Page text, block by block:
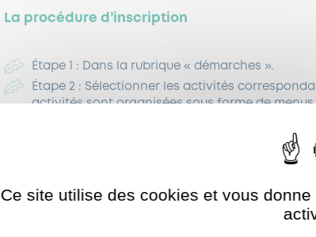
La procédure d’inscription
Étape 1 : Dans la rubrique « démarches ».
Étape 2 : Sélectionner les activités
activités sont organisées sous forme de
Étape 3 : Valider (flèche verte en bas de l’écran)
Ce site utilise des cookies et vous